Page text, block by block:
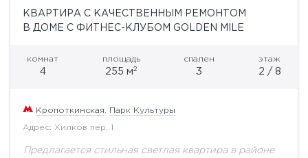
КВАРТИРА С КАЧЕСТВЕННЫМ РЕМОНТОМ
В ДОМЕ С ФИТНЕС-КЛУБОМ GOLDEN MILE
комнат
4
площадь
255 м2
спален
3
этаж
2 / 8
Кропоткинская Парк Культуры
Адрес: Хилков пер. 1
Предлагается стильная светлая квартира в районе